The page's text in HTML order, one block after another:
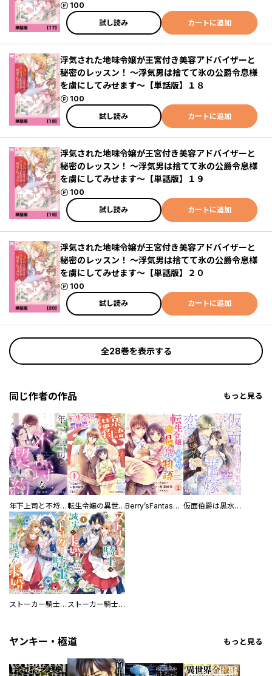
100
ポイント
試し読み
カートに追加
浮気された地味令嬢が王宮付き美容アドバイザーと
秘密のレッスン！ ～浮気男は捨てて氷の公爵令息様
を虜にしてみせます～【単話版】１８
100
ポイント
試し読み
カートに追加
浮気された地味令嬢が王宮付き美容アドバイザーと
秘密のレッスン！ ～浮気男は捨てて氷の公爵令息様
を虜にしてみせます～【単話版】１９
100
ポイント
試し読み
カートに追加
浮気された地味令嬢が王宮付き美容アドバイザーと
秘密のレッスン！ ～浮気男は捨てて氷の公爵令息様
を虜にしてみせます～【単話版】２０
100
ポイント
試し読み
カートに追加
全28巻を表示する
同じ作者の作品 もっと見る
年下上司と不埒な契約 ～この恋は、期限付き～ 転生令嬢の異世界ほっこり温泉物語 Berry’sFantasy 転生令嬢の異世界ほっこり温泉物語 仮面伯爵は黒水晶の花嫁に恋をする【単話売】
ストーカー騎士の誠実な求婚 連載版 ストーカー騎士の誠実な求婚
ヤンキー・極道 もっと見る